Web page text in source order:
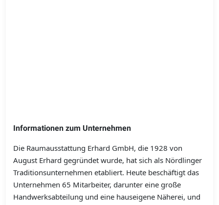
Informationen zum Unternehmen
Die Raumausstattung Erhard GmbH, die 1928 von
August Erhard gegründet wurde, hat sich als Nördlinger
Traditionsunternehmen etabliert. Heute beschäftigt das
Unternehmen 65 Mitarbeiter, darunter eine große
Handwerksabteilung und eine hauseigene Näherei, und